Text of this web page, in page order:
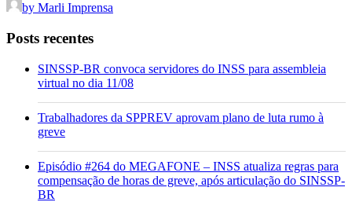
by Marli Imprensa
Posts recentes
SINSSP-BR convoca servidores do INSS para assembleia
virtual no dia 11/08
Trabalhadores da SPPREV aprovam plano de luta rumo à
greve
Episódio #264 do MEGAFONE – INSS atualiza regras para
compensação de horas de greve, após articulação do SINSSP-
BR